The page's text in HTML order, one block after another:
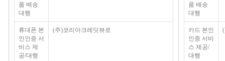
품 배송
대행
휴대폰 본
인인증 서
비스 제
공/대행
(주)코리아크레딧뷰로
품 배송
대행
카드 본인
인증 서비
스 제공/
대행